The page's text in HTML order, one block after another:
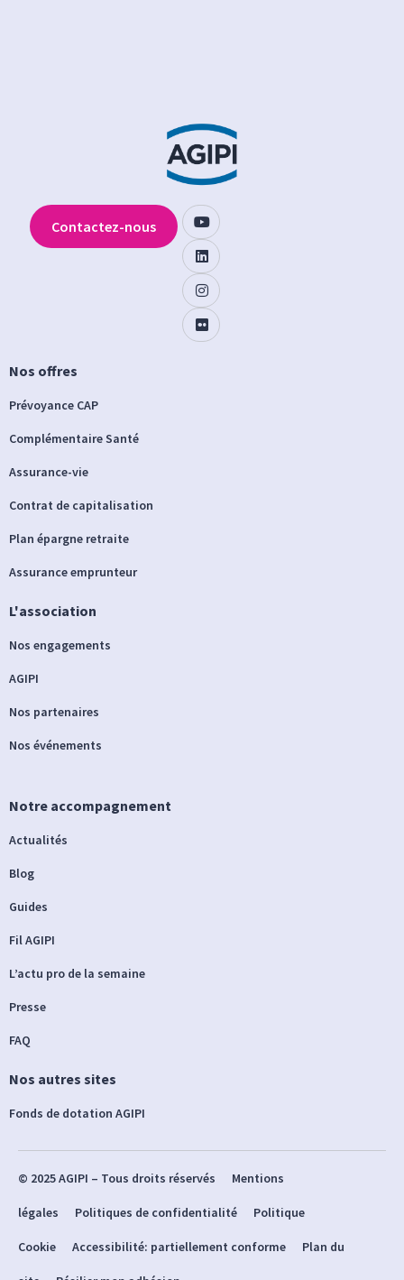
Nos offres
Prévoyance CAP
Complémentaire Santé
Assurance-vie
Contrat de capitalisation
Plan épargne retraite
Assurance emprunteur
L'association
Nos engagements
AGIPI
Nos partenaires
Nos événements
Notre accompagnement
Actualités
Blog
Guides
Fil AGIPI
L’actu pro de la semaine
Presse
FAQ
Nos autres sites
Fonds de dotation AGIPI
Contactez-nous
© 2025 AGIPI – Tous droits réservés Mentions
légales Politiques de confidentialité Politique
Cookie Accessibilité: partiellement conforme Plan du